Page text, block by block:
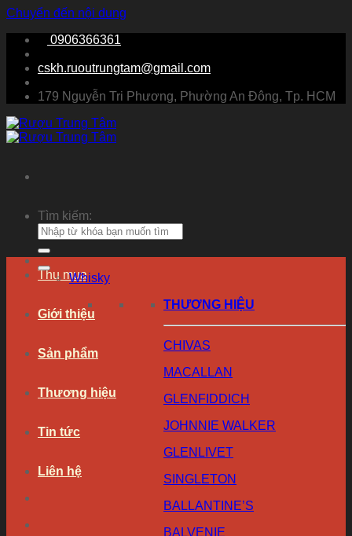
Chuyển đến nội dung
0906366361
cskh.ruoutrungtam@gmail.com
179 Nguyễn Tri Phương, Phường An Đông, Tp. HCM
Tìm kiếm:
Thu mua
Giới thiệu
Sản phẩm
Thương hiệu
Tin tức
Liên hệ
Whisky
THƯƠNG HIỆU
CHIVAS
MACALLAN
GLENFIDDICH
JOHNNIE WALKER
GLENLIVET
SINGLETON
BALLANTINE’S
BALVENIE